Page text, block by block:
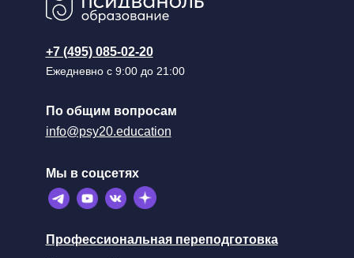
Профессиональная переподготовка
Мы в соцсетях
По общим вопросам
+7 (495) 085-02-20
Ежедневно с 9:00 до 21:00
info@psy20.education